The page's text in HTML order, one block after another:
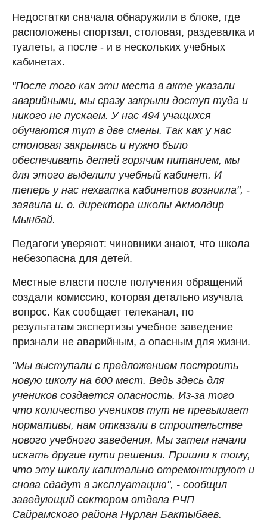
Недостатки сначала обнаружили в блоке, где
расположены спортзал, столовая, раздевалка и
туалеты, а после - и в нескольких учебных
кабинетах.
"После того как эти места в акте указали
аварийными, мы сразу закрыли доступ туда и
никого не пускаем. У нас 494 учащихся
обучаются тут в две смены. Так как у нас
столовая закрылась и нужно было
обеспечивать детей горячим питанием, мы
для этого выделили учебный кабинет. И
теперь у нас нехватка кабинетов возникла", -
заявила и. о. директора школы Акмолдир
Мынбай.
Педагоги уверяют: чиновники знают, что школа
небезопасна для детей.
Местные власти после получения обращений
создали комиссию, которая детально изучала
вопрос. Как сообщает телеканал, по
результатам экспертизы учебное заведение
признали не аварийным, а опасным для жизни.
"Мы выступали с предложением построить
новую школу на 600 мест. Ведь здесь для
учеников создается опасность. Из-за того
что количество учеников тут не превышает
нормативы, нам отказали в строительстве
нового учебного заведения. Мы затем начали
искать другие пути решения. Пришли к тому,
что эту школу капитально отремонтируют и
снова сдадут в эксплуатацию", - сообщил
заведующий сектором отдела РЧП
Сайрамского района Нурлан Бактыбаев.